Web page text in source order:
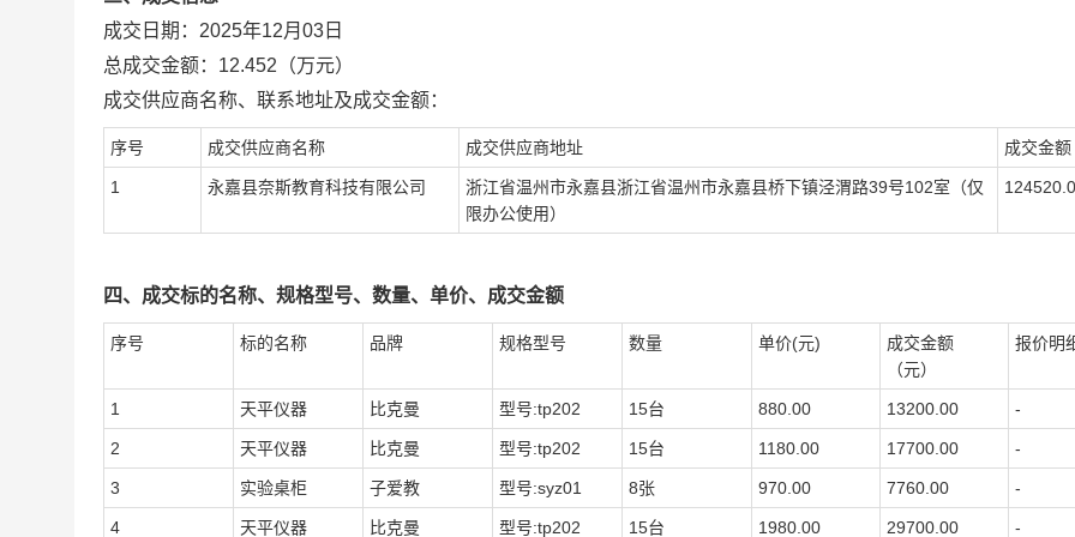
成交日期： 2025年12月03日
总成交金额： 12.452 （万元）
成交供应商名称、联系地址及成交金额：
序号 成交供应商名称 成交供应商地址 成交金额
1 永嘉县奈斯教育科技有限公司
浙江省温州市永嘉县浙江省温州市永嘉县桥下镇泾渭路39号102室（仅
限办公使用）
四、成交标的名称、规格型号、数量、单价、成交金额
序号 标的名称 品牌 规格型号 数量 单价(元)
成交金额
（元）
报价明
1 天平仪器 比克曼 型号:tp202 15台 880.00 13200.00 -
2 天平仪器 比克曼 型号:tp202 15台 1180.00 17700.00 -
3 实验桌柜 子爱教 型号:syz01 8张 970.00 7760.00 -
4 天平仪器 比克曼 型号:tp202 15台 1980.00 29700.00 -